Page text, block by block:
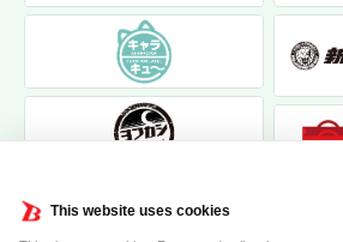
This website uses cookies